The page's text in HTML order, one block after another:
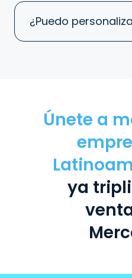
¿Puedo
Únete a
ya